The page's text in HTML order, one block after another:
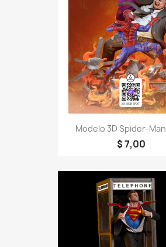
Modelo 3D Spider-
$ 7,00